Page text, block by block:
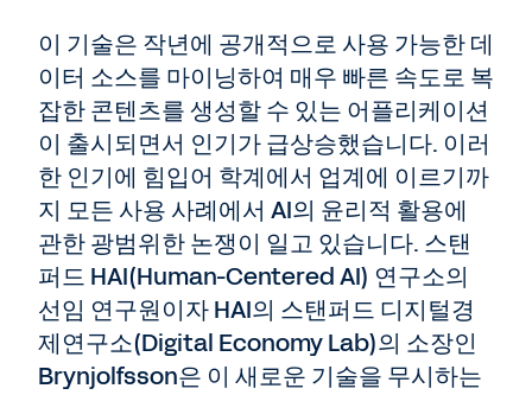
이 기술은 작년에 공개적으로 사용 가능한 데
이터 소스를 마이닝하여 매우 빠른 속도로 복
잡한 콘텐츠를 생성할 수 있는 어플리케이션
이 출시되면서 인기가 급상승했습니다. 이러
한 인기에 힘입어 학계에서 업계에 이르기까
지 모든 사용 사례에서 AI의 윤리적 활용에
관한 광범위한 논쟁이 일고 있습니다. 스탠
퍼드 HAI(Human-Centered AI) 연구소의
선임 연구원이자 HAI의 스탠퍼드 디지털경
제연구소(Digital Economy Lab)의 소장인
Brynjolfsson은 이 새로운 기술을 무시하는